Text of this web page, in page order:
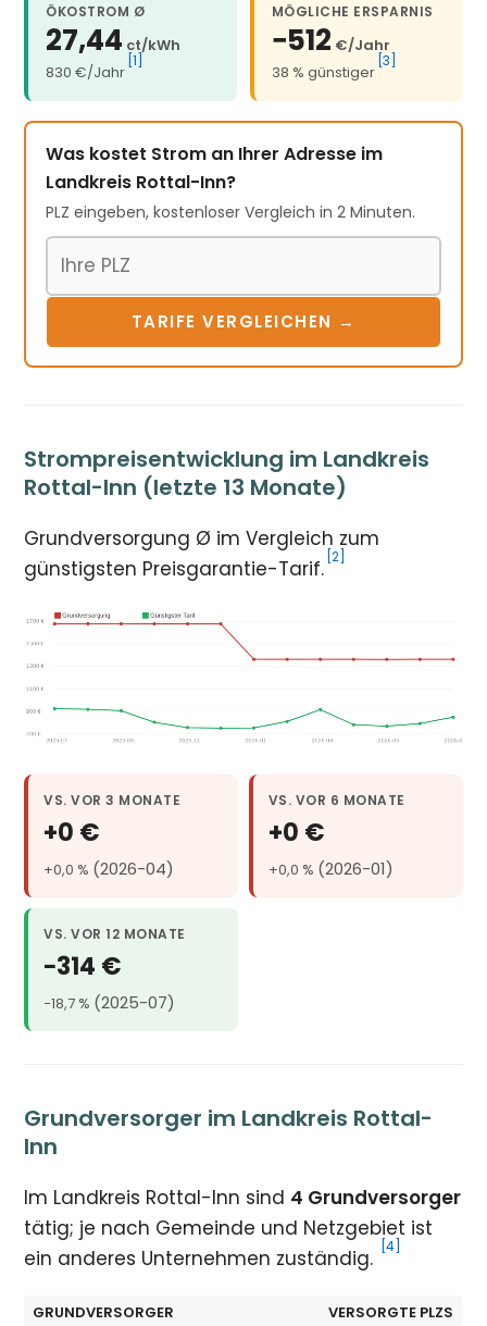
ÖKOSTROM Ø
27,44 ct/kWh
830 €/Jahr
[1]
MÖGLICHE ERSPARNIS
−512 €/Jahr
38 % günstiger
[3]
Was kostet Strom an Ihrer Adresse im
Landkreis Rottal-Inn?
PLZ eingeben, kostenloser Vergleich in 2 Minuten.
TARIFE VERGLEICHEN →
Strompreisentwicklung im Landkreis
Rottal-Inn (letzte 13 Monate)
Grundversorgung Ø im Vergleich zum
günstigsten Preisgarantie-Tarif. [2]
VS. VOR 3 MONATE
+0 €
+0,0 % (2026-04)
VS. VOR 6 MONATE
+0 €
+0,0 % (2026-01)
VS. VOR 12 MONATE
−314 €
−18,7 % (2025-07)
Grundversorger im Landkreis Rottal-
Inn
Im Landkreis Rottal-Inn sind 4 Grundversorger
tätig; je nach Gemeinde und Netzgebiet ist
ein anderes Unternehmen zuständig.
[4]
GRUNDVERSORGER VERSORGTE PLZS